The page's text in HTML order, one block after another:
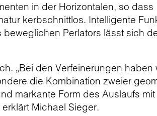
in der Horizontalen, so dass
kerbschnittlos. Intelligente
Perlators lässt sich
„Bei den Verfeinerungen
die Kombination zweier
markante Form des Auslaufs
Michael Sieger.